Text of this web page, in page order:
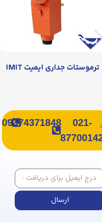
ترموستات جداری ایمیت IMIT
021-
09374371848
ارسال